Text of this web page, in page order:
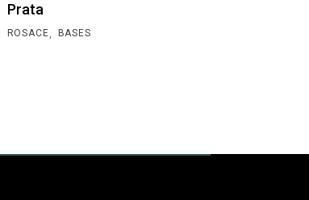
Prata
ROSACE, BASES